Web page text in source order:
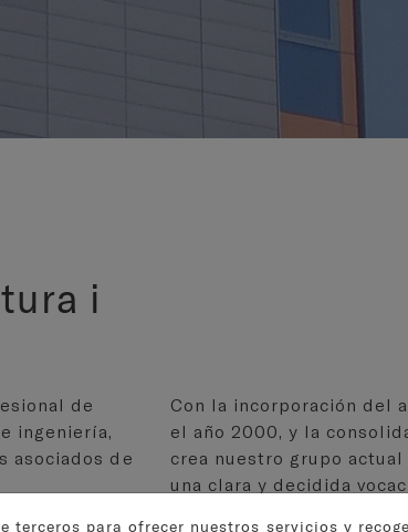
i
de
ingeniería,
asociados de
Con la incorporación del
el año 2000, y la
crea nuestro grupo
una clara y decidida
tamaño de las
terceros para ofrecer nuestros servicios y